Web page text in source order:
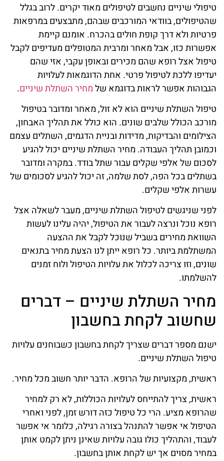
טיפולי שיניים נחשבים לטיפולים מאוד יקרים. לרוב בגלל
שהטיפולים, בוודאי המורכבים שבהם, מתבצעים במרפאות
פרטיות ולא דרך קופת חולים בהכרח. אומנם קיימת
אפשרות כזו, אבל מאחר ומרבית המטופלים מעדיפים לקבל
טיפול אצל רופא שהם מכירים ובאופן עקבי, אזי שהם
יעדיפו ללכת לטיפול פרטי. אחת הדוגמאות לעלויות
הגבוהות אפשר לראות בדוגמא שלמחיר השתלת שיניים.
טיפול השתלת שיניים הוא לא זול, מאחר ומדובר בטיפול
מורכב הכולל שלבים שונים. הוא כולל את תהליך האבחון,
הצילומים והבדיקות, מדידות ובניית הדגמים, השתלים עצמם
וכמובן תהליך העבודה. מחיר השתלת שיניים יכול להגיע
לסכום של אלפי שקלים עבור שתל בודד. במקרה ומדובר
בשתלים בכל הפה, לסת שלמה, זה יכול להגיע לסכומים של
עשרות אלפי שקלים.
לפני שניגשים לטיפול השתלת שיניים, מעבר לשאלה אצל
רופא נוכל ונרצה לעבור את הטיפול, יהיה עלינו לעשות
השוואת מחירים בשביל שנוכל לקבל את ההצעה
המשתלמת ביותר. כל רופא ייתן לנו הצעת מחיר בתנאים
שונים, וזו צריכה לכלול את עלויות הטיפול ולוח זמנים
להשלמתו.
מחיר השתלת שיניים – דברים
שחשוב לקחת בחשבון
ישנם מספר דברים שצריך לקחת בחשבון כשבוחנים עלויות
טיפול השתלת שיניים.
ראשית, מקצועיות של הרופא. הדבר יותר חשוב מכל מחיר.
ראשית, צריך להתייחס לעלויות הכוללות, לא רק למחיר
שהרופא מציע. הרי כל טיפול כזה דורש זמן, לפני ואחרי
הטיפול אי אפשר להתנהל בצורה רגילה, כלומר אי אפשר
לעבוד, והתהליך כולו גובה עלויות שאינן ניתן לקמט אותן
במחיר מסוים אך יש לקחת אותן בחשבון.